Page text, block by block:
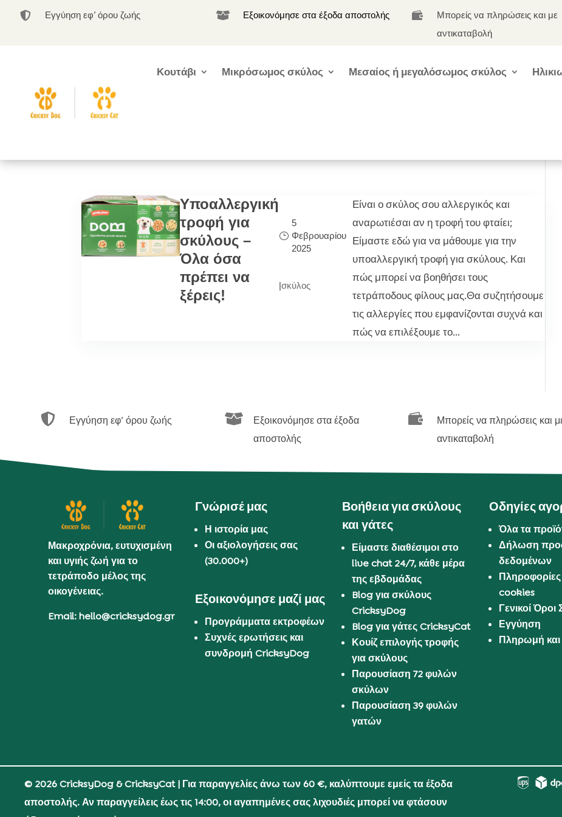
 Εγγύηση εφ’ όρου ζωής  Εξοικονόμησε στα έξοδα αποστολής 
Μπορείς να πληρώσεις και με
αντικαταβολή
Κουτάβι Μικρόσωμος σκύλος Μεσαίος ή μεγαλόσωμος σκύλος
Υποαλλεργική
τροφή για
σκύλους –
Όλα όσα
πρέπει να
ξέρεις!
5
Φεβρουαρίου
2025
|σκύλος
Είναι ο σκύλος σου αλλεργικός και
αναρωτιέσαι αν η τροφή του φταίει;
Είμαστε εδώ για να μάθουμε για την
υποαλλεργική τροφή για σκύλους. Και
πώς μπορεί να βοηθήσει τους
τετράποδους φίλους μας.Θα συζητήσουμε
τις αλλεργίες που εμφανίζονται συχνά και
πώς να επιλέξουμε το...
 Εγγύηση εφ’ όρου ζωής 
Εξοικονόμησε στα έξοδα
αποστολής

Μπορείς να πληρώσεις και
αντικαταβολή
Μακροχρόνια, ευτυχισμένη
και υγιής ζωή για το
τετράποδο μέλος της
οικογένειας.
Email: hello@cricksydog.gr
Γνώρισέ μας
Η ιστορία μας
Οι αξιολογήσεις σας
(30.000+)
Εξοικονόμησε μαζί μας
Προγράμματα εκτροφέων
Συχνές ερωτήσεις και
συνδρομή CricksyDog
Βοήθεια για σκύλους
και γάτες
Είμαστε διαθέσιμοι στο
live chat 24/7, κάθε μέρα
της εβδομάδας
Blog για σκύλους
CricksyDog
Blog για γάτες CricksyCat
Κουίζ επιλογής τροφής
για σκύλους
Παρουσίαση 72 φυλών
σκύλων
Παρουσίαση 39 φυλών
γατών
Οδηγίες
Όλα τα
Δήλωση
δεδομένων
Πληροφορίες
cookies
Γενικοί
Εγγύηση
Πληρωμή
© 2026 CricksyDog & CricksyCat| Για παραγγελίες άνω των 60 €, καλύπτουμε εμείς τα έξοδα
αποστολής. Αν παραγγείλεις έως τις 14:00, οι αγαπημένες σας λιχουδιές μπορεί να φτάσουν